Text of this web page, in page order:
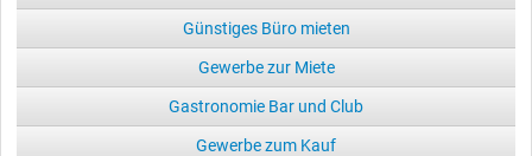
Günstiges Büro mieten
Gewerbe zur Miete
Gastronomie Bar und Club
Gewerbe zum Kauf